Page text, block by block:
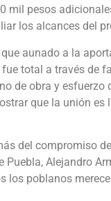
mil pesos
los alcances del
aunado a la
total a través de
de obra y esfuerzo
que la unión es
del compromiso
Puebla, Alejandro
los poblanos